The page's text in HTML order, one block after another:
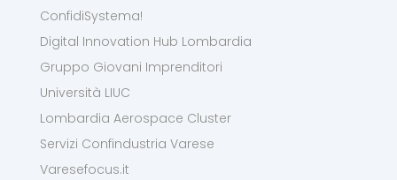
ConfidiSystema!
Digital Innovation Hub Lombardia
Gruppo Giovani Imprenditori
Università LIUC
Lombardia Aerospace Cluster
Servizi Confindustria Varese
Varesefocus.it